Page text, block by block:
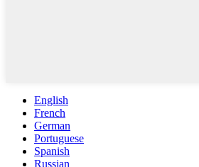
English
French
German
Portuguese
Spanish
Russian